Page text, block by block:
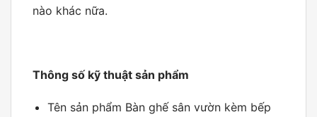
nào khác nữa.
Thông số kỹ thuật sản phẩm
Tên sản phẩm Bàn ghế sân vườn kèm bếp